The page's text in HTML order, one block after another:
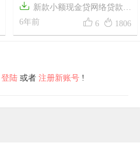
 新款小额现金贷网络贷款系
统源码/在线签名电子合同转账
截图/可打包成APP
6年前  6  1806
登陆 或者 注册新账号 !